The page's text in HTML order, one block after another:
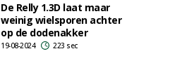
De Relly 1.3D laat maar
weinig wielsporen achter
op de dodenakker
19-08-2024 223 sec